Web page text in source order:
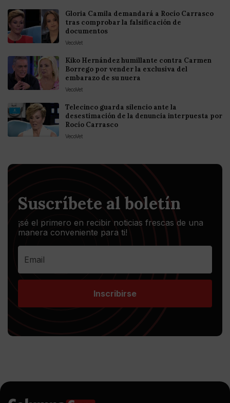
Gloria Camila demandará a Rocío Carrasco
tras comprobar la falsificación de
documentos
VecoVet
Kiko Hernández humillante contra Carmen
Borrego por vender la exclusiva del
embarazo de su nuera
VecoVet
Telecinco guarda silencio ante la
desestimación de la denuncia interpuesta por
Rocío Carrasco
VecoVet
Suscríbete al boletín
¡sé el primero en recibir noticias frescas de una
manera conveniente para ti!
Inscribirse